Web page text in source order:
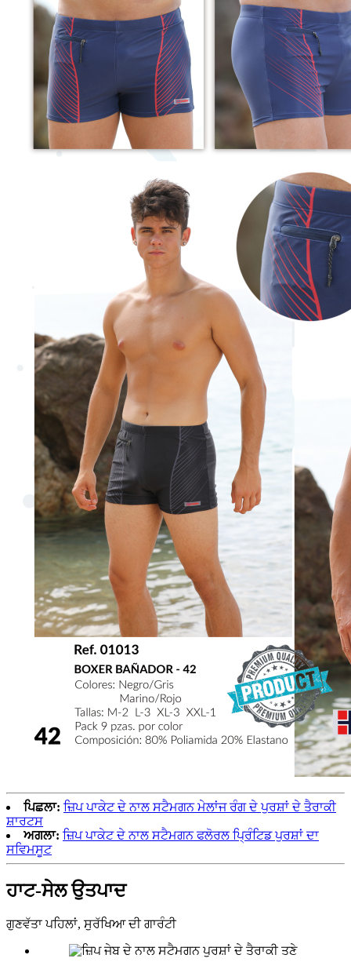
ਪਿਛਲਾ: ਜ਼ਿਪ ਪਾਕੇਟ ਦੇ ਨਾਲ ਸਟੈਮਗਨ ਮੇਲਾਂਜ ਰੰਗ ਦੇ ਪੁਰਸ਼ਾਂ ਦੇ ਤੈਰਾਕੀ
ਸ਼ਾਰਟਸ
ਅਗਲਾ: ਜ਼ਿਪ ਪਾਕੇਟ ਦੇ ਨਾਲ ਸਟੈਮਗਨ ਫਲੋਰਲ ਪ੍ਰਿੰਟਿਡ ਪੁਰਸ਼ਾਂ ਦਾ
ਸਵਿਮਸੂਟ
ਹਾਟ-ਸੇਲ ਉਤਪਾਦ
ਗੁਣਵੱਤਾ ਪਹਿਲਾਂ, ਸੁਰੱਖਿਆ ਦੀ ਗਾਰੰਟੀ